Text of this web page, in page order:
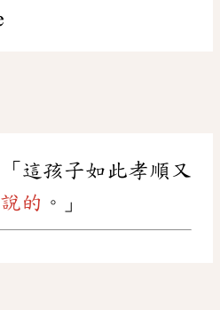
這孩子如此孝順又
的 。」